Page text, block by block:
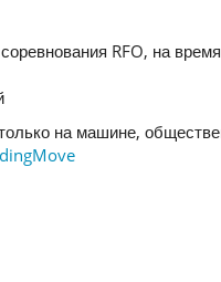
RFO, на
на машине,